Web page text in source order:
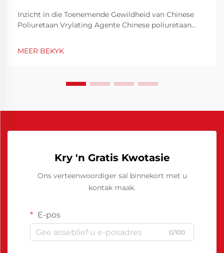
Inzicht in die Toenemende Gewildheid van Chinese
Poliuretaan Vrylating Agente Chinese poliuretaan
kombinasie van hoë werkverrigting en koste-
MEER BEKYK
Kry 'n Gratis Kwotasie
Ons verteenwoordiger sal binnekort met u
kontak maak.
E-pos
0/100